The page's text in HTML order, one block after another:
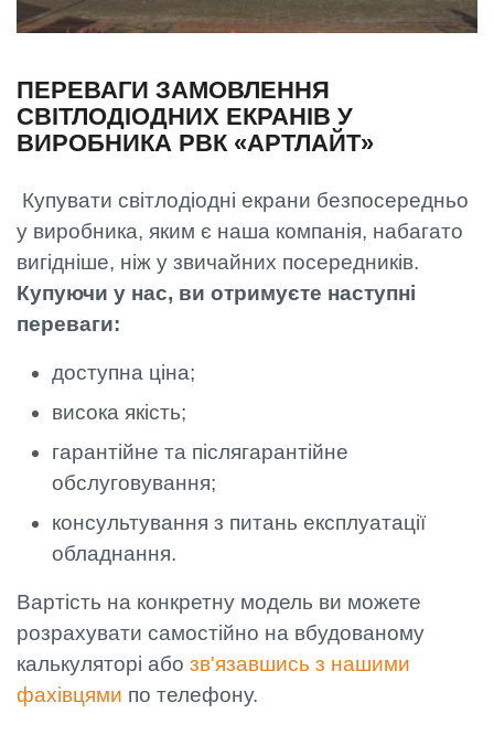
ПЕРЕВАГИ ЗАМОВЛЕННЯ
СВІТЛОДІОДНИХ ЕКРАНІВ У
ВИРОБНИКА РВК «АРТЛАЙТ»
Купувати світлодіодні екрани безпосередньо
у виробника, яким є наша компанія, набагато
вигідніше, ніж у звичайних посередників.
Купуючи у нас, ви отримуєте наступні
переваги:
доступна ціна;
висока якість;
гарантійне та післягарантійне
обслуговування;
консультування з питань експлуатації
обладнання.
Вартість на конкретну модель ви можете
розрахувати самостійно на вбудованому
калькуляторі або зв'язавшись з нашими
фахівцями по телефону.